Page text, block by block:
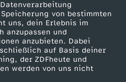
von bestimmten
uns, dein Erlebnis im
anzupassen und
anzubieten. Dabei
auf Basis deiner
der ZDFheute und
werden von uns nicht
Zuschauerservice
Hilfe